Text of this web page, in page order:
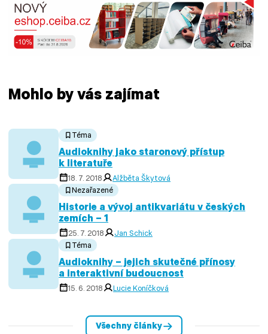
Mohlo by vás zajímat
Téma
Audioknihy jako staronový přístup
k literatuře
18. 7. 2018
Alžběta Škytová
Nezařazené
Historie a vývoj antikvariátu v českých
zemích – 1
25. 7. 2018
Jan Schick
Téma
Audioknihy – jejich skutečné přínosy
a interaktivní budoucnost
15. 6. 2018 Lucie Koníčková
Všechny články